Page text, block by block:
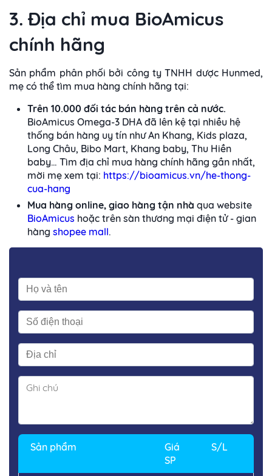
3. Địa chỉ mua BioAmicus
chính hãng
Sản phẩm phân phối bởi công ty TNHH dược Hunmed,
mẹ có thể tìm mua hàng chính hãng tại:
Trên 10.000 đối tác bán hàng trên cả nước.
BioAmicus Omega-3 DHA đã lên kệ tại nhiều hệ
thống bán hàng uy tín như An Khang, Kids plaza,
Long Châu, Bibo Mart, Khang baby, Thu Hiền
baby… Tìm địa chỉ mua hàng chính hãng gần nhất,
mời mẹ xem tại: https://bioamicus.vn/he-thong-
cua-hang
Mua hàng online, giao hàng tận nhà qua website
BioAmicus hoặc trên sàn thương mại điện tử - gian
hàng shopee mall.
Sản phẩm
Giá
SP
S/L